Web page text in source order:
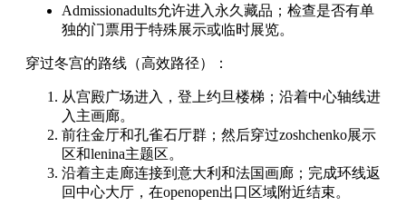
Admissionadults允许进入永久藏品；检查是否有单
独的门票用于特殊展示或临时展览。
穿过冬宫的路线（高效路径）：
从宫殿广场进入，登上约旦楼梯；沿着中心轴线进
入主画廊。
前往金厅和孔雀石厅群；然后穿过zoshchenko展示
区和lenina主题区。
沿着主走廊连接到意大利和法国画廊；完成环线返
回中心大厅，在openopen出口区域附近结束。